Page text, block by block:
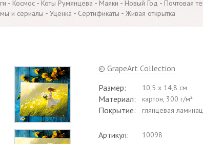
- Космос - Коты Румянцева - Маяки - Новый Год - Почтовая
и сериалы - Уценка - Сертификаты - Живая открытка
© GrapeArt Collection
Размер:
10,5 х 14,8 см
Материал: картон, 300 г/м²
Покрытие: глянцевая
Артикул: 10098